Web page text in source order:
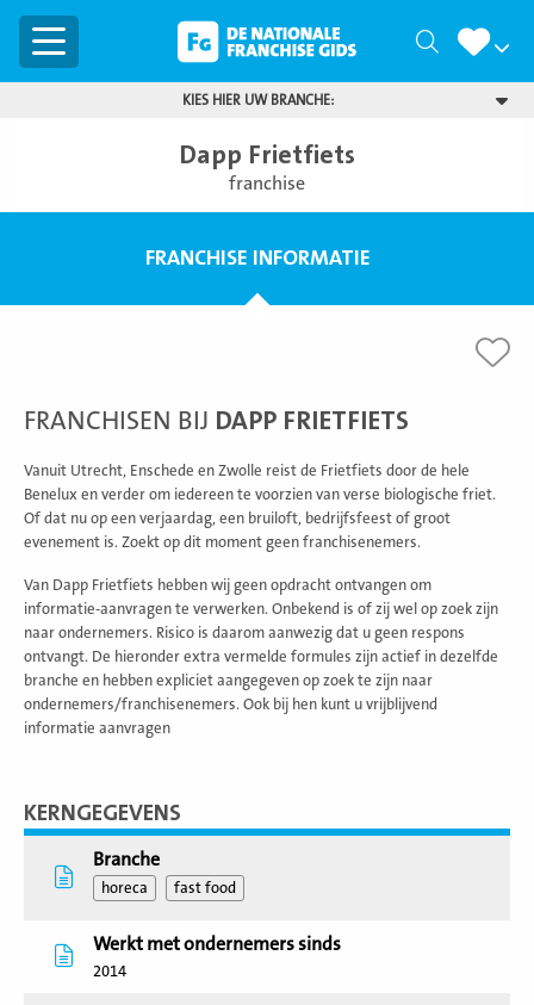
Menu Zoeken
KIES HIER UW BRANCHE:
Dapp Frietfiets
franchise
FRANCHISE INFORMATIE
FRANCHISEN BIJ DAPP FRIETFIETS
Vanuit Utrecht, Enschede en Zwolle reist de Frietfiets door de hele
Benelux en verder om iedereen te voorzien van verse biologische friet.
Of dat nu op een verjaardag, een bruiloft, bedrijfsfeest of groot
evenement is. Zoekt op dit moment geen franchisenemers.
Van Dapp Frietfiets hebben wij geen opdracht ontvangen om
informatie-aanvragen te verwerken. Onbekend is of zij wel op zoek zijn
naar ondernemers. Risico is daarom aanwezig dat u geen respons
ontvangt. De hieronder extra vermelde formules zijn actief in dezelfde
branche en hebben expliciet aangegeven op zoek te zijn naar
ondernemers/franchisenemers. Ook bij hen kunt u vrijblijvend
informatie aanvragen
KERNGEGEVENS
Branche
horeca fast food
Werkt met ondernemers sinds
2014